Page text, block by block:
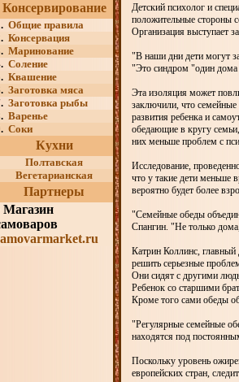
Консервирование
Общие правила
Консервация
Маринование
Соление
Квашение
Заготовка мяса
Заготовка рыбы
Варенье
Соки
Кухни
Полтавская
Вегетарианская
Партнеры
Магазин
Детский психолог и
положительные стороны
Организация выступает
"В наши дни дети могут
"Это синдром "один дома
Эта изоляция может
заключили, что
развития ребенка и
обедающие в кругу
них меньше проблем с
Исследование,
что у такие дети меньше
вероятно будет более
"Семейные обеды
Спангин. "Не только
Катрин Коллинс,
решить серьезные
Они сидят с другими
Ребенок со старшими
Кроме того сами обеды
"Регулярные семейные
находятся под
Поскольку уровень
европейских стран,